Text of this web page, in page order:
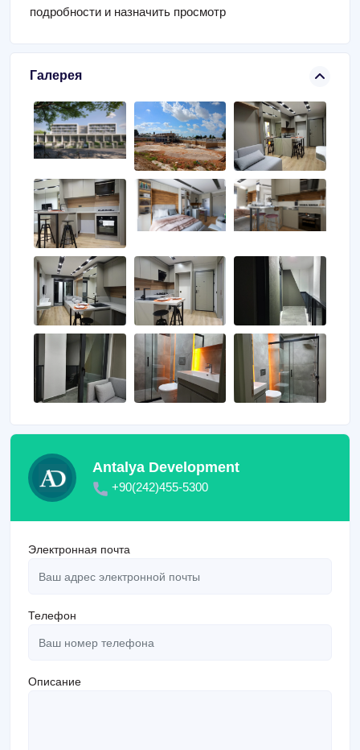
подробности и назначить просмотр
Галерея
Antalya Development
+90(242)455-5300
Электронная почта
Телефон
Описание